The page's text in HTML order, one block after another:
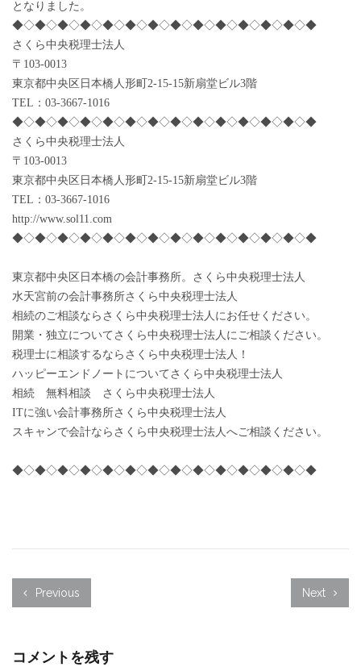
となりました。
◆◇◆◇◆◇◆◇◆◇◆◇◆◇◆◇◆◇◆◇◆◇◆◇◆◇◆
さくら中央税理士法人
〒103-0013
東京都中央区日本橋人形町2-15-15新扇堂ビル3階
TEL：03-3667-1016
◆◇◆◇◆◇◆◇◆◇◆◇◆◇◆◇◆◇◆◇◆◇◆◇◆◇◆
さくら中央税理士法人
〒103-0013
東京都中央区日本橋人形町2-15-15新扇堂ビル3階
TEL：03-3667-1016
http://www.sol11.com
◆◇◆◇◆◇◆◇◆◇◆◇◆◇◆◇◆◇◆◇◆◇◆◇◆◇◆
東京都中央区日本橋の会計事務所。さくら中央税理士法人
水天宮前の会計事務所さくら中央税理士法人
相続のご相談ならさくら中央税理士法人にお任せください。
開業・独立についてさくら中央税理士法人にご相談ください。
税理士に相談するならさくら中央税理士法人！
ハッピーエンドノートについてさくら中央税理士法人
相続 無料相談 さくら中央税理士法人
ITに強い会計事務所さくら中央税理士法人
スキャンで会計ならさくら中央税理士法人へご相談ください。
◆◇◆◇◆◇◆◇◆◇◆◇◆◇◆◇◆◇◆◇◆◇◆◇◆◇◆
Previous Next
コメントを残す